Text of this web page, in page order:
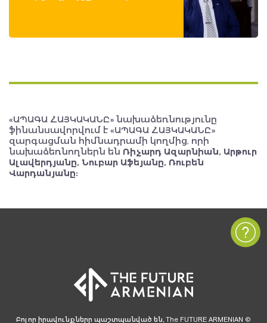
«ԱՊԱԳԱ ՀԱՅԿԱԿԱՆԸ» նախաձեռնությունը
ֆինանսավորվում է «ԱՊԱԳԱ ՀԱՅԿԱԿԱՆԸ»
զարգացման հիմնադրամի կողմից, որի
նախաձեռնողներն են Ռիչարդ Ազարնիան, Արթուր
Ալավերդյանը, Նուբար Աֆեյանը, Ռուբեն
Վարդանյանը:
Բոլոր իրավունքները պաշտպանված են, The FUTURE ARMENIAN ©